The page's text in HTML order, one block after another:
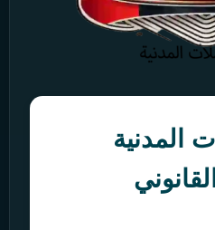
المدنية
القانوني